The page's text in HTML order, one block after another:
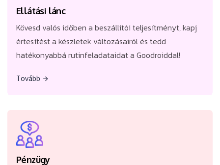
Ellátási lánc
Kövesd valós időben a beszállítói teljesítményt, kapj
értesítést a készletek változásairól és tedd
hatékonyabbá rutinfeladataidat a Goodroiddal!
Tovább
hatékonyabbá rutinfeladataidat a Goodroiddal!
Pénzügy
költségvetés-tervezeteidet és nyomon követési